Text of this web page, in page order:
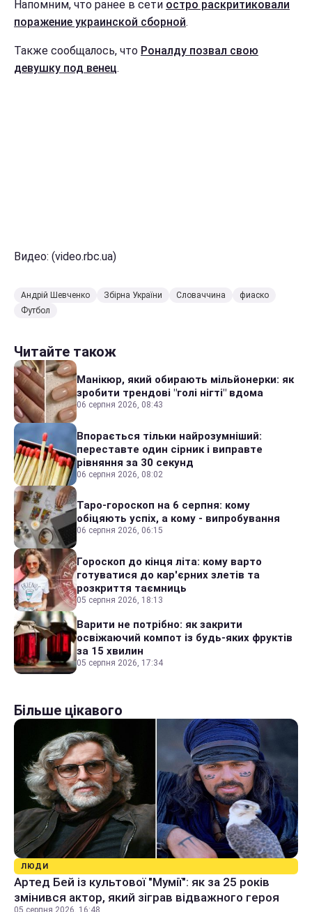
Напомним, что ранее в сети остро раскритиковали
поражение украинской сборной.
Также сообщалось, что Роналду позвал свою
девушку под венец.
Видео: (video.rbc.ua)
Андрій Шевченко Збірна України Словаччина
фиаско
Футбол
Читайте також
Манікюр, який обирають мільйонерки: як
зробити трендові "голі нігті" вдома
06 серпня 2026, 08:43
Впорається тільки найрозумніший:
переставте один сірник і виправте
рівняння за 30 секунд
06 серпня 2026, 08:02
Таро-гороскоп на 6 серпня: кому
обіцяють успіх, а кому - випробування
06 серпня 2026, 06:15
Гороскоп до кінця літа: кому варто
готуватися до кар'єрних злетів та
розкриття таємниць
05 серпня 2026, 18:13
Варити не потрібно: як закрити
освіжаючий компот із будь-яких фруктів
за 15 хвилин
05 серпня 2026, 17:34
Більше цікавого
ЛЮДИ
Артед Бей із культової "Мумії": як за 25 років
змінився актор, який зіграв відважного героя
05 серпня 2026, 16:48